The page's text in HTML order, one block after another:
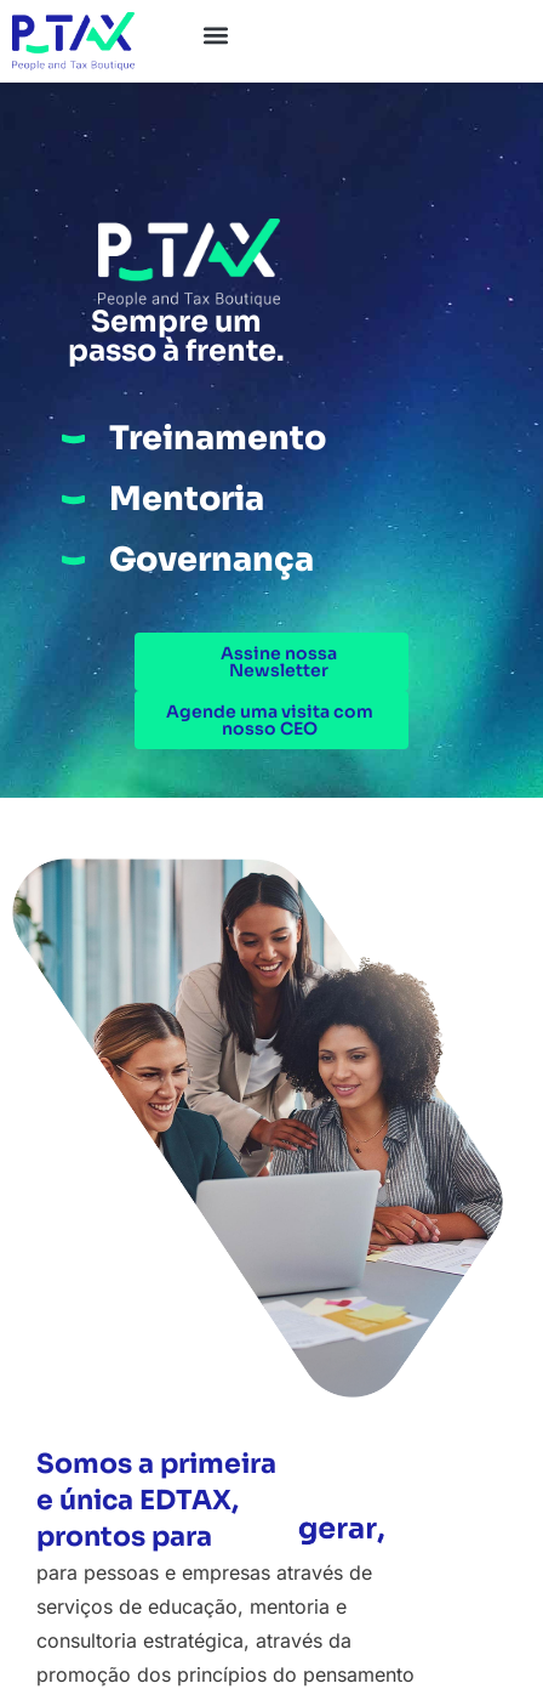
Sempre um
passo à frente.
Treinamento
Mentoria
Governança
Assine nossa
Newsletter
Agende uma visita com
nosso CEO
Somos a primeira
e única EDTAX,
prontos para
para pessoas e empresas através de
serviços de educação, mentoria e
consultoria estratégica, através da
promoção dos princípios do pensamento